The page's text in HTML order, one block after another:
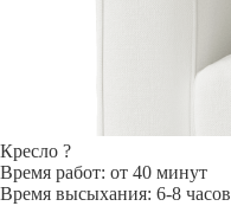
Кресло ?
Время работ: от 40 минут
Время высыхания: 6-8 часов